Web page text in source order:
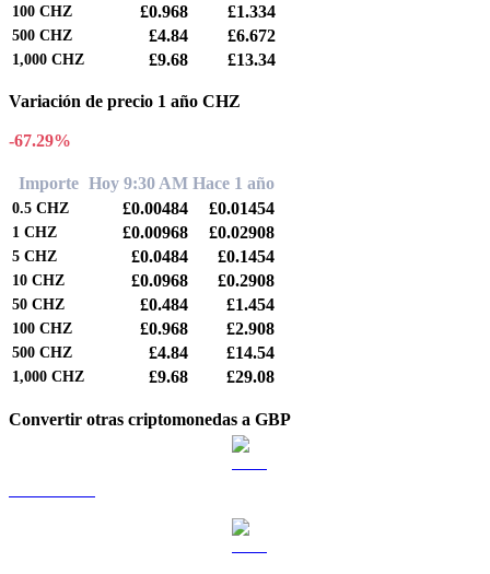
100 CHZ £0.968 £1.334
500 CHZ £4.84 £6.672
1,000 CHZ £9.68 £13.34
Variación de precio 1 año CHZ
-67.29%
Importe Hoy 9:30 AM Hace 1 año
0.5 CHZ £0.00484 £0.01454
1 CHZ £0.00968 £0.02908
5 CHZ £0.0484 £0.1454
10 CHZ £0.0968 £0.2908
50 CHZ £0.484 £1.454
100 CHZ £0.968 £2.908
500 CHZ £4.84 £14.54
1,000 CHZ £9.68 £29.08
Convertir otras criptomonedas a GBP